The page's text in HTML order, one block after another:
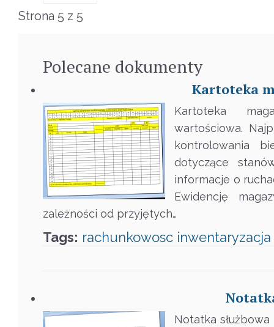
Strona 5 z 5
Polecane dokumenty
Kartoteka
Kartoteka
wartościowa.
kontrolowania
dotyczące
informacje o
Ewidencję
zależności od przyjętych…
Tags: rachunkowosc inwentaryzacja
Notatka